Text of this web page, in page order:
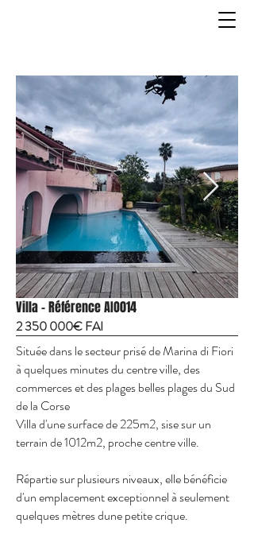
Villa - Référence AIO014
2 350 000€ FAI
Située dans le secteur prisé de Marina di Fiori
à quelques minutes du centre ville, des
commerces et des plages belles plages du Sud
de la Corse
Villa d'une surface de 225m2, sise sur un
terrain de 1012m2, proche centre ville.
Répartie sur plusieurs niveaux, elle bénéficie
d'un emplacement exceptionnel à seulement
quelques mètres dune petite crique.